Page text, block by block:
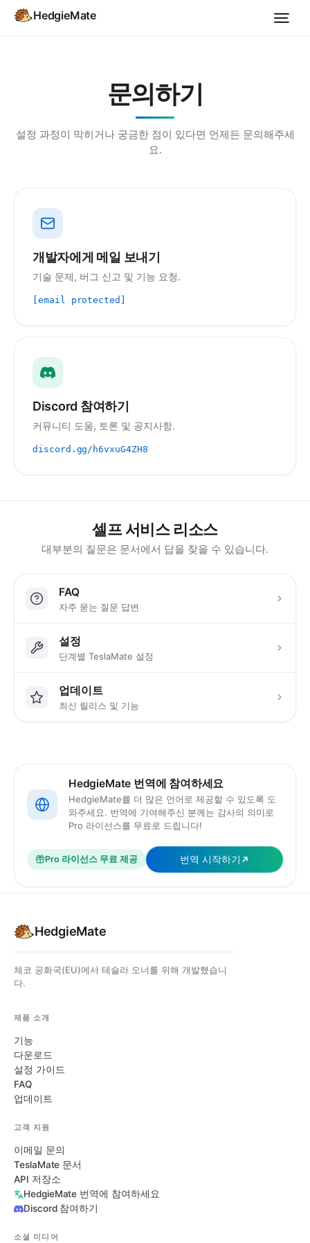
HedgieMate
문의하기
설정 과정이 막히거나 궁금한 점이 있다면 언제든 문의해주세
요.
개발자에게 메일 보내기
기술 문제, 버그 신고 및 기능 요청.
[email protected]
Discord 참여하기
커뮤니티 도움, 토론 및 공지사항.
discord.gg/h6vxuG4ZH8
셀프 서비스 리소스
대부분의 질문은 문서에서 답을 찾을 수 있습니다.
FAQ
자주 묻는 질문 답변
설정
단계별 TeslaMate 설정
업데이트
최신 릴리스 및 기능
HedgieMate 번역에 참여하세요
HedgieMate를 더 많은 언어로 제공할 수 있도록 도
와주세요. 번역에 기여해주신 분께는 감사의 의미로
Pro 라이선스를 무료로 드립니다!
Pro 라이선스 무료 제공 번역 시작하기
HedgieMate
체코 공화국(EU)에서 테슬라 오너를 위해 개발했습니
다.
제품 소개
기능
다운로드
설정 가이드
FAQ
업데이트
고객 지원
이메일 문의
TeslaMate 문서
API 저장소
HedgieMate 번역에 참여하세요
Discord 참여하기
소셜 미디어